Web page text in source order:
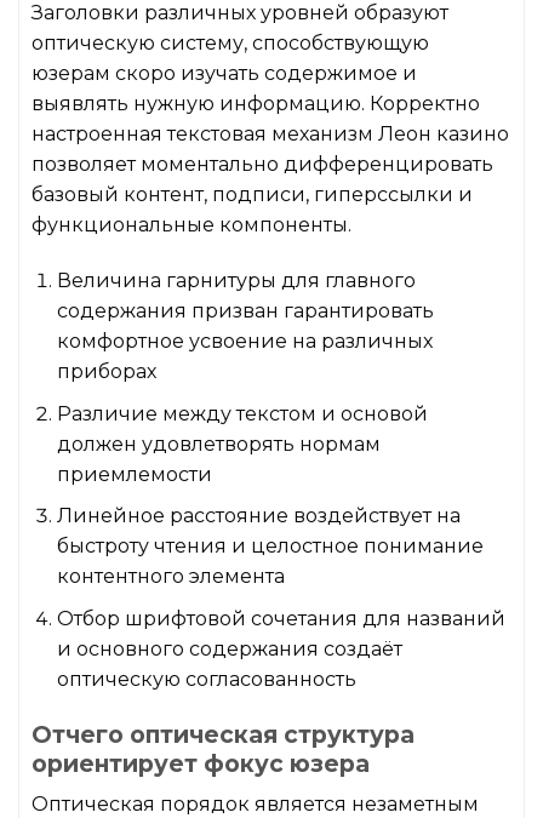
Заголовки различных уровней образуют
оптическую систему, способствующую
юзерам скоро изучать содержимое и
выявлять нужную информацию. Корректно
настроенная текстовая механизм Леон казино
позволяет моментально дифференцировать
базовый контент, подписи, гиперссылки и
функциональные компоненты.
Величина гарнитуры для главного
содержания призван гарантировать
комфортное усвоение на различных
приборах
Различие между текстом и основой
должен удовлетворять нормам
приемлемости
Линейное расстояние воздействует на
быстроту чтения и целостное понимание
контентного элемента
Отбор шрифтовой сочетания для названий
и основного содержания создаёт
оптическую согласованность
Отчего оптическая структура
ориентирует фокус юзера
Оптическая порядок является незаметным